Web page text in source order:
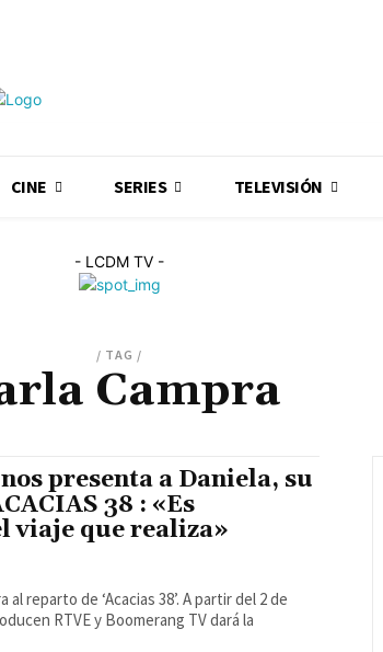
CINE SERIES TELEVISIÓN
- LCDM TV -
/ TAG /
Campra
presenta a Daniela, su
38 : «Es
viaje que realiza»
reparto de ‘Acacias 38’. A partir del 2 de
RTVE y Boomerang TV dará la